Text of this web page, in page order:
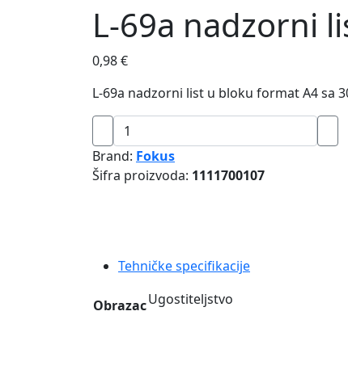
L-69a nadzorni
0,98€
L-69a nadzorni list u bloku format A4 sa
L-
69a
nadzorni
list
Brand: Fokus
Šifra proizvoda: 1111700107
Tehničke specifikacije
ObrazacUgostiteljstvo